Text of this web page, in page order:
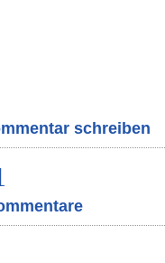
schreiben